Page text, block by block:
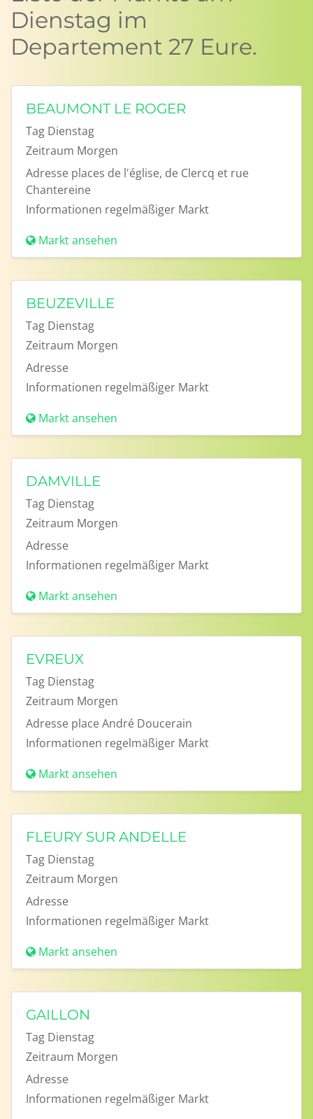
Dienstag im
Departement 27 Eure.
BEAUMONT LE ROGER
Tag Dienstag
Zeitraum Morgen
Adresse places de l'église, de Clercq et rue
Chantereine
Informationen regelmäßiger Markt
Markt ansehen
BEUZEVILLE
Tag Dienstag
Zeitraum Morgen
Adresse
Informationen regelmäßiger Markt
Markt ansehen
DAMVILLE
Tag Dienstag
Zeitraum Morgen
Adresse
Informationen regelmäßiger Markt
Markt ansehen
EVREUX
Tag Dienstag
Zeitraum Morgen
Adresse place André Doucerain
Informationen regelmäßiger Markt
Markt ansehen
FLEURY SUR ANDELLE
Tag Dienstag
Zeitraum Morgen
Adresse
Informationen regelmäßiger Markt
Markt ansehen
GAILLON
Tag Dienstag
Zeitraum Morgen
Adresse
Informationen regelmäßiger Markt